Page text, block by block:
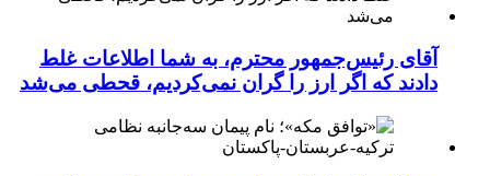
آقای رئیس‌جمهور محترم، به شما اطلاعات غلط
دادند که اگر ارز را گران نمی‌کردیم، قحطی می‌شد